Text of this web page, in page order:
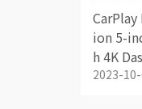
ion 5-
h 4K
2023-